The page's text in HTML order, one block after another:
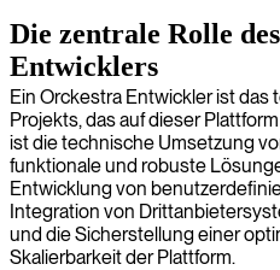
Die zentrale Rolle
Entwicklers
Ein Orckestra Entwickler ist
Projekts, das auf dieser
ist die technische Umsetzung
funktionale und robuste
Entwicklung von
Integration von
und die Sicherstellung einer
Skalierbarkeit der Plattform.